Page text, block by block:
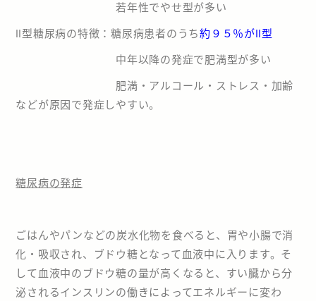
若年性でやせ型が多い
Ⅱ型糖尿病の特徴：糖尿病患者のうち約９５％がⅡ型
中年以降の発症で肥満型が多い
肥満・アルコール・ストレス・加齢
などが原因で発症しやすい。
糖尿病の発症
ごはんやパンなどの炭水化物を食べると、胃や小腸で消
化・吸収され、ブドウ糖となって血液中に入ります。そ
して血液中のブドウ糖の量が高くなると、すい臓から分
泌されるインスリンの働きによってエネルギーに変わ